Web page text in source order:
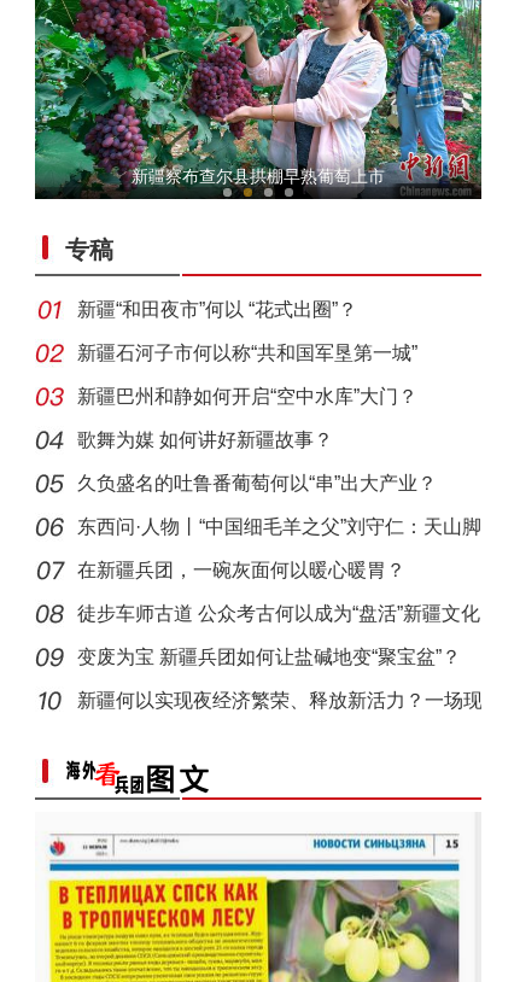
《游在新疆、吃住在兵团》系列短视频：十三
新疆兵团昆玉市 沙海中的“世外桃源”
新疆察布查尔县拱棚早熟葡萄上市
专稿
新疆“和田夜市”何以 “花式出圈”？
新疆石河子市何以称“共和国军垦第一城”
新疆巴州和静如何开启“空中水库”大门？
歌舞为媒 如何讲好新疆故事？
久负盛名的吐鲁番葡萄何以“串”出大产业？
东西问·人物丨“中国细毛羊之父”刘守仁：天山脚
在新疆兵团，一碗灰面何以暖心暖胃？
徒步车师古道 公众考古何以成为“盘活”新疆文化
遗
变废为宝 新疆兵团如何让盐碱地变“聚宝盆”？
新疆何以实现夜经济繁荣、释放新活力？一场现